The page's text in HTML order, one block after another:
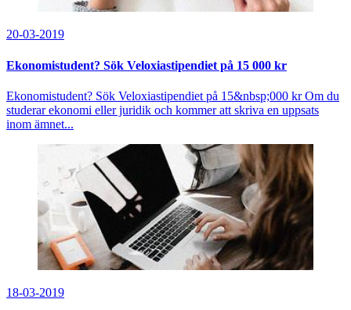
20-03-2019
Ekonomistudent? Sök Veloxiastipendiet på 15 000 kr
Ekonomistudent? Sök Veloxiastipendiet på 15&nbsp;000 kr Om du
studerar ekonomi eller juridik och kommer att skriva en uppsats
inom ämnet...
18-03-2019